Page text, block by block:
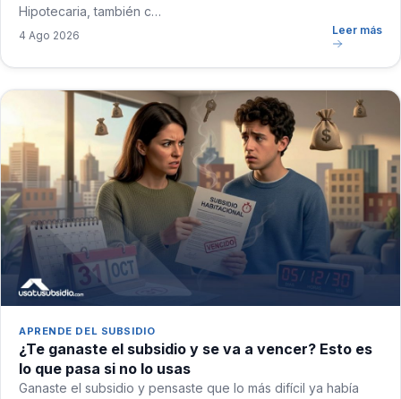
Hipotecaria, también c…
4 Ago 2026 Leer más
APRENDE DEL SUBSIDIO
¿Te ganaste el subsidio y se va a vencer? Esto es
lo que pasa si no lo usas
Ganaste el subsidio y pensaste que lo más difícil ya había